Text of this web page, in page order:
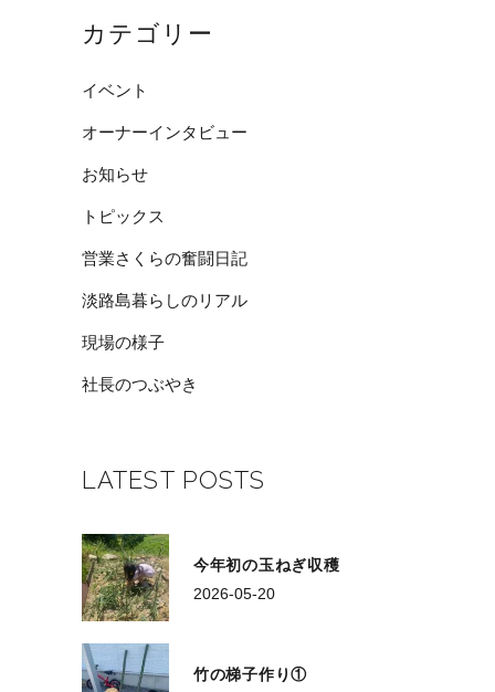
カテゴリー
イベント
オーナーインタビュー
お知らせ
トピックス
営業さくらの奮闘日記
淡路島暮らしのリアル
現場の様子
社長のつぶやき
LATEST POSTS
今年初の玉ねぎ収穫
2026-05-20
竹の梯子作り①